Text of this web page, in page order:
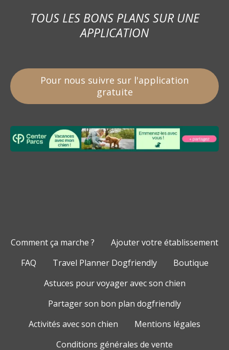
TOUS LES BONS PLANS SUR UNE
APPLICATION
Pour nous suivre sur l'application
gratuite
Comment ça marche ?
Ajouter votre établissement
FAQ
Travel Planner Dogfriendly
Boutique
Astuces pour voyager avec son chien
Partager son bon plan dogfriendly
Activités avec son chien
Mentions légales
Conditions générales de vente